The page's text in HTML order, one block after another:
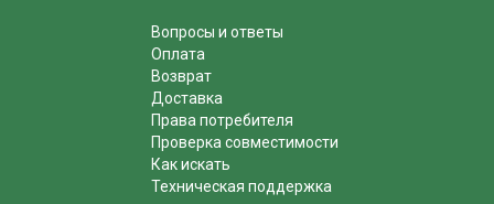
Вопросы и ответы
Оплата
Возврат
Доставка
Права потребителя
Проверка совместимости
Как искать
Техническая поддержка